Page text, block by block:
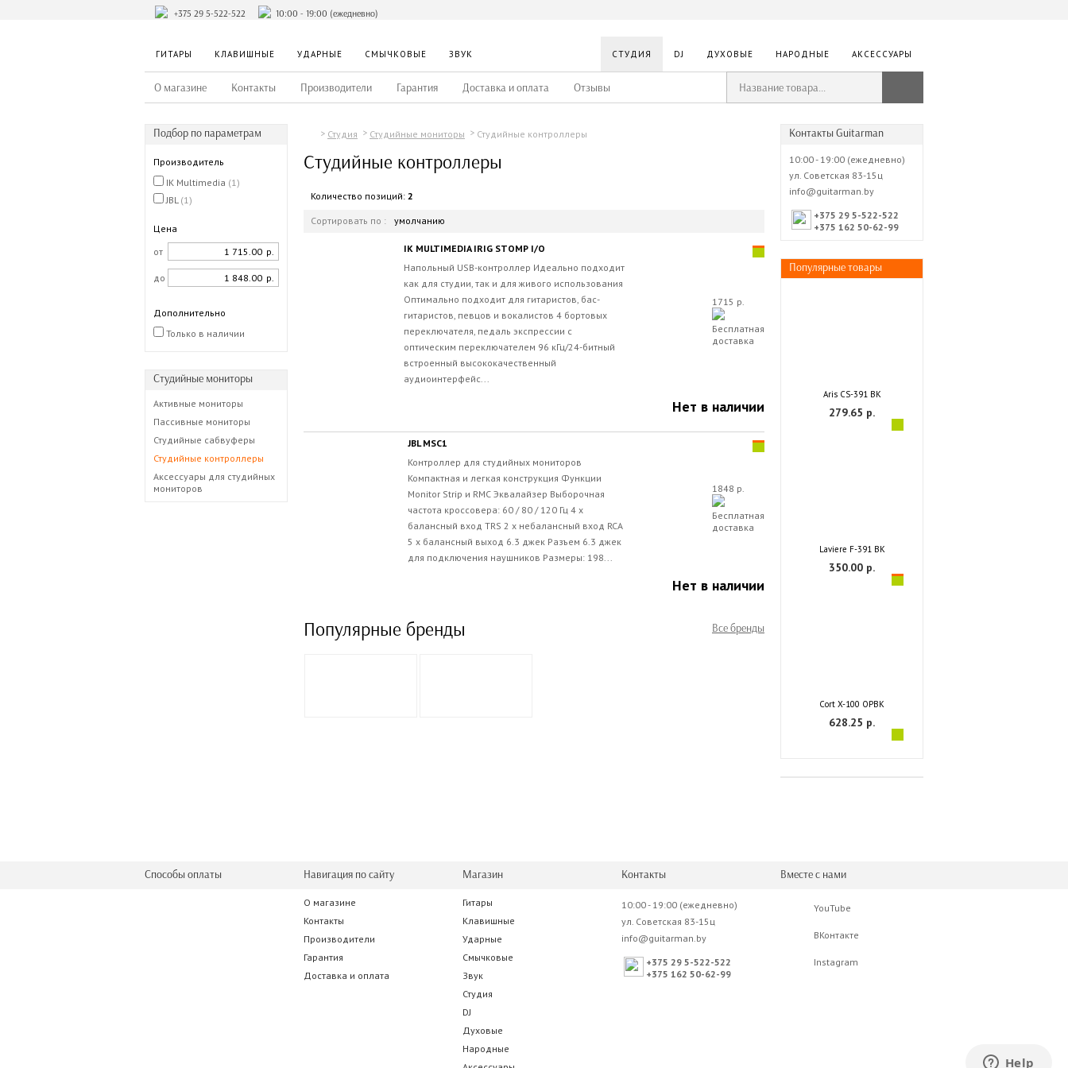
+375 29 5-522-522 10:00 - 19:00 (ежедневно)
ГИТАРЫ КЛАВИШНЫЕ УДАРНЫЕ СМЫЧКОВЫЕ ЗВУК СТУДИЯ DJ ДУХОВЫЕ НАРОДНЫЕ АКСЕССУАРЫ
О магазине Контакты Производители Гарантия Доставка и оплата Отзывы
Подбор по параметрам
Производитель
IK Multimedia (1)
JBL (1)
Цена
от
р.
до р.
Дополнительно
Только в наличии
Студийные мониторы
Активные мониторы
Пассивные мониторы
Студийные сабвуферы
Студийные контроллеры
Аксессуары для студийных
мониторов
Студия Студийные мониторы Студийные контроллеры
Студийные контроллеры
Количество позиций: 2
Сортировать по : умолчанию
IK MULTIMEDIA IRIG STOMP I/O
Напольный USB-контроллер Идеально подходит
как для студии, так и для живого использования
Оптимально подходит для гитаристов, бас-
гитаристов, певцов и вокалистов 4 бортовых
переключателя, педаль экспрессии с
оптическим переключателем 96 кГц/24-битный
встроенный высококачественный
аудиоинтерфейс...
1715 р.
Бесплатная
доставка
Нет в наличии
JBL MSC1
Контроллер для студийных мониторов
Компактная и легкая конструкция Функции
Monitor Strip и RMC Эквалайзер Выборочная
частота кроссовера: 60 / 80 / 120 Гц 4 x
балансный вход TRS 2 x небалансный вход RCA
5 x балансный выход 6.3 джек Разъем 6.3 джек
для подключения наушников Размеры: 198...
1848 р.
Бесплатная
доставка
Нет в наличии
Популярные бренды Все бренды
Контакты Guitarman
10:00 - 19:00 (ежедневно)
ул. Советская 83-15ц
info@guitarman.by
+375 29 5-522-522
+375 162 50-62-99
Популярные товары
Aris CS-391 BK
279.65 р.
Laviere F-391 BK
350.00 р.
Cort X-100 OPBK
628.25 р.
Способы оплаты Навигация по сайту
О магазине
Контакты
Производители
Гарантия
Доставка и оплата
Магазин
Гитары
Клавишные
Ударные
Смычковые
Звук
Студия
DJ
Духовые
Народные
Контакты
10:00 - 19:00 (ежедневно)
ул. Советская 83-15ц
info@guitarman.by
+375 29 5-522-522
+375 162 50-62-99
Вместе с нами
YouTube
ВКонтакте
Instagram